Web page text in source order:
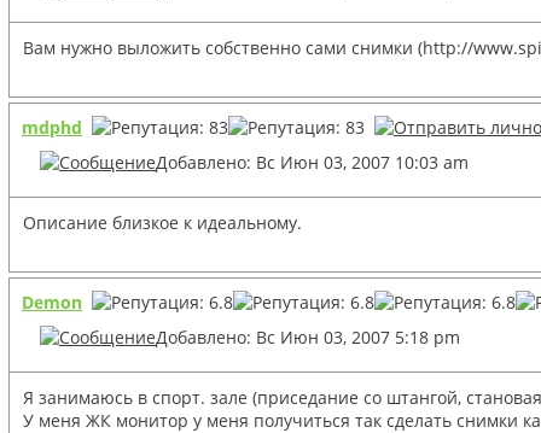
Вам нужно выложить собственно сами снимки (http://
mdphd
Добавлено: Вс Июн 03, 2007 10:03 am
Описание близкое к идеальному.
Demon
Добавлено: Вс Июн 03, 2007 5:18 pm
Я занимаюсь в спорт. зале (приседание со штангой,
У меня ЖК монитор у меня получиться так сделать снимки